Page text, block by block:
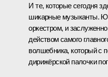
И те, которые сегодня
шикарные музыканты.
оркестром, и
действом самого
волшебника, который с
дирижёрской палочки